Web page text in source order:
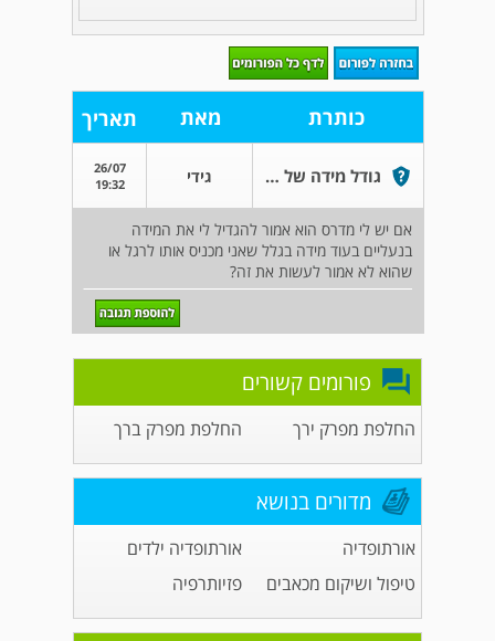
כותרת מאת תאריך
גודל מידה של הנעל ביחס למדרס גידי
26/07
19:32
אם יש לי מדרס הוא אמור להגדיל לי את המידה
בנעליים בעוד מידה בגלל שאני מכניס אותו לרגל או
שהוא לא אמור לעשות את זה?
פורומים קשורים
החלפת מפרק ירך החלפת מפרק ברך
מדורים בנושא
אורתופדיה
אורתופדיה ילדים
טיפול ושיקום מכאבים
פזיותרפיה